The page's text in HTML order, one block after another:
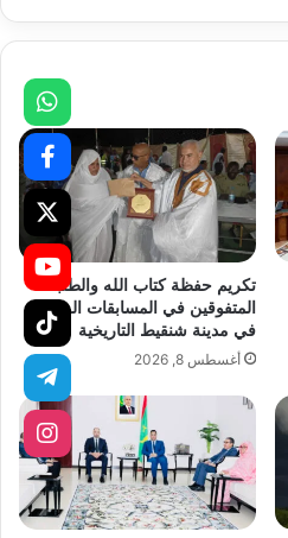
تكريم حفظة كتاب الله والطلبة
المتفوقين في المسابقات الوطنية
في مدينة شنقيط التاريخية
أغسطس 8, 2026